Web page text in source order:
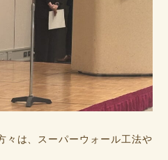
々は、スーパーウォール工法や